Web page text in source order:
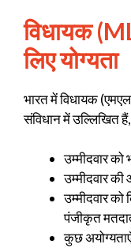
विधायक
लिए योग्यता
भारत में विधायक
संविधान में उल्लिखित
उम्मीदवार को
उम्मीदवार
उम्मीदवार को
पंजीकृत
कुछ